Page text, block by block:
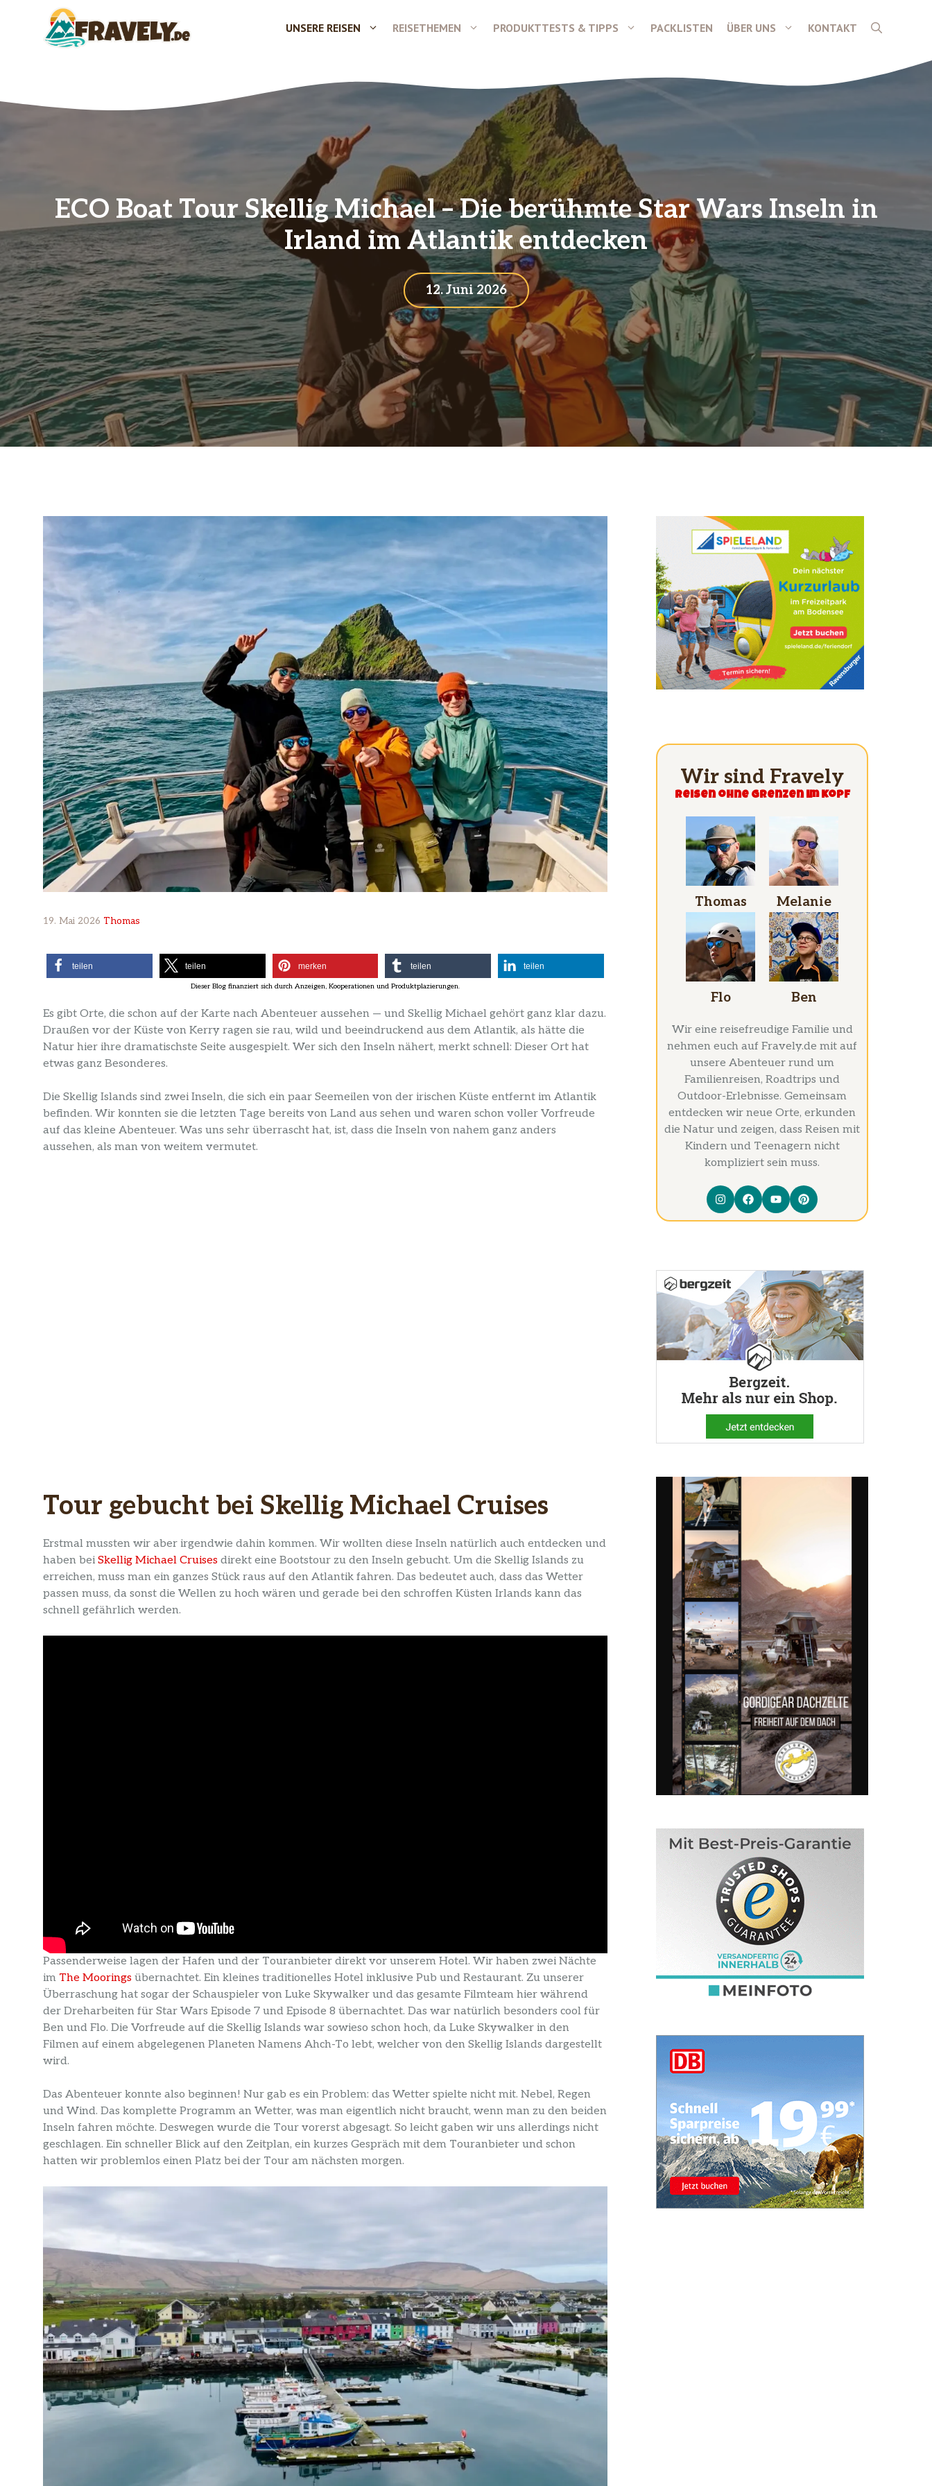
UNSERE REISEN REISETHEMEN PRODUKTTESTS & TIPPS PACKLISTEN ÜBER UNS KONTAKT
ECO Boat Tour Skellig Michael – Die berühmte Star Wars Inseln in
Irland im Atlantik entdecken
12. Juni 2026
19. Mai 2026 Thomas
teilen teilen merken teilen teilen
Es gibt Orte, die schon auf der Karte nach Abenteuer aussehen — und Skellig Michael gehört ganz klar dazu.
Draußen vor der Küste von Kerry ragen sie rau, wild und beeindruckend aus dem Atlantik, als hätte die
Natur hier ihre dramatischste Seite ausgespielt. Wer sich den Inseln nähert, merkt schnell: Dieser Ort hat
etwas ganz Besonderes.
Die Skellig Islands sind zwei Inseln, die sich ein paar Seemeilen von der irischen Küste entfernt im Atlantik
befinden. Wir konnten sie die letzten Tage bereits von Land aus sehen und waren schon voller Vorfreude
auf das kleine Abenteuer. Was uns sehr überrascht hat, ist, dass die Inseln von nahem ganz anders
aussehen, als man von weitem vermutet.
Tour gebucht bei Skellig Michael Cruises
Erstmal mussten wir aber irgendwie dahin kommen. Wir wollten diese Inseln natürlich auch entdecken und
haben bei Skellig Michael Cruises direkt eine Bootstour zu den Inseln gebucht. Um die Skellig Islands zu
erreichen, muss man ein ganzes Stück raus auf den Atlantik fahren. Das bedeutet auch, dass das Wetter
passen muss, da sonst die Wellen zu hoch wären und gerade bei den schroffen Küsten Irlands kann das
schnell gefährlich werden.
Passenderweise lagen der Hafen und der Touranbieter direkt vor unserem Hotel. Wir haben zwei Nächte
im The Moorings übernachtet. Ein kleines traditionelles Hotel inklusive Pub und Restaurant. Zu unserer
Überraschung hat sogar der Schauspieler von Luke Skywalker und das gesamte Filmteam hier während
der Dreharbeiten für Star Wars Episode 7 und Episode 8 übernachtet. Das war natürlich besonders cool für
Ben und Flo. Die Vorfreude auf die Skellig Islands war sowieso schon hoch, da Luke Skywalker in den
Filmen auf einem abgelegenen Planeten Namens Ahch-To lebt, welcher von den Skellig Islands dargestellt
wird.
Das Abenteuer konnte also beginnen! Nur gab es ein Problem: das Wetter spielte nicht mit. Nebel, Regen
und Wind. Das komplette Programm an Wetter, was man eigentlich nicht braucht, wenn man zu den beiden
Inseln fahren möchte. Deswegen wurde die Tour vorerst abgesagt. So leicht gaben wir uns allerdings nicht
geschlagen. Ein schneller Blick auf den Zeitplan, ein kurzes Gespräch mit dem Touranbieter und schon
hatten wir problemlos einen Platz bei der Tour am nächsten morgen.
Wir sind Fravely
Reisen ohne grenzen im Kopf
Thomas Melanie
Flo Ben
Wir eine reisefreudige Familie und
nehmen euch auf Fravely.de mit auf
unsere Abenteuer rund um
Familienreisen, Roadtrips und
Outdoor-Erlebnisse. Gemeinsam
entdecken wir neue Orte, erkunden
die Natur und zeigen, dass Reisen mit
Kindern und Teenagern nicht
kompliziert sein muss.